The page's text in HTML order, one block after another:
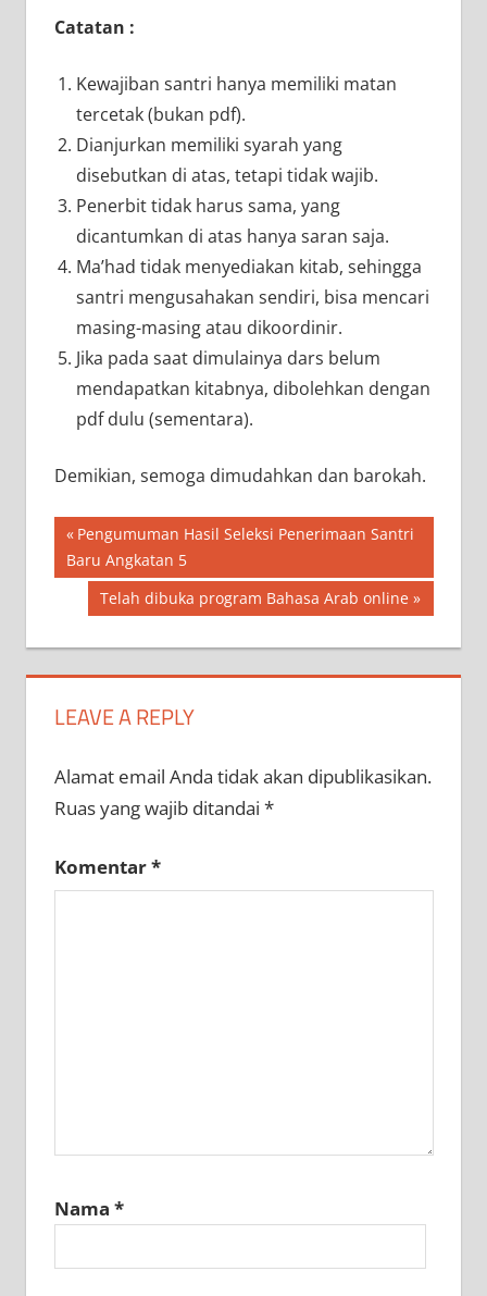
Catatan :
Kewajiban santri hanya memiliki matan
tercetak (bukan pdf).
Dianjurkan memiliki syarah yang
disebutkan di atas, tetapi tidak wajib.
Penerbit tidak harus sama, yang
dicantumkan di atas hanya saran saja.
Ma’had tidak menyediakan kitab, sehingga
santri mengusahakan sendiri, bisa mencari
masing-masing atau dikoordinir.
Jika pada saat dimulainya dars belum
mendapatkan kitabnya, dibolehkan dengan
pdf dulu (sementara).
Demikian, semoga dimudahkan dan barokah.
Navigasi
pos
Previous
Post:
Pengumuman Hasil Seleksi Penerimaan Santri
Baru Angkatan 5
Next
Telah dibuka program Bahasa Arab online
LEAVE A REPLY
Alamat email Anda tidak akan dipublikasikan.
Ruas yang wajib ditandai *
Komentar*
Nama *